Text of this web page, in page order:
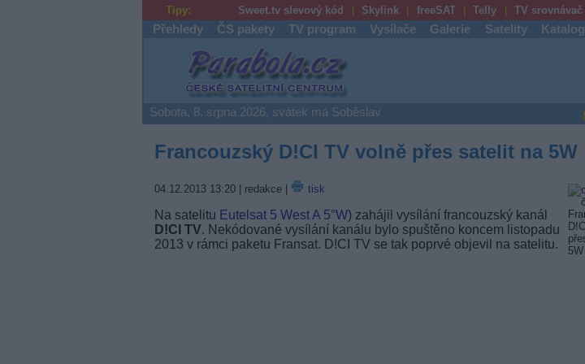
Tipy: Sweet.tv slevový kód Skylink freeSAT Telly TV srovnávač
Přehledy ČS pakety TV program Vysílače Galerie Satelity Katalog
Parabola.cz
Sobota, 8. srpna 2026, svátek má Soběslav
Francouzský D!CI TV volně přes satelit na 5W
04.12.2013 13:20| redakce | tisk
Na satelitu Eutelsat 5 West A 5°W) zahájil vysílání francouzský kanál
D!CI TV. Nekódované vysílání kanálu bylo spuštěno koncem listopadu
2013 v rámci paketu Fransat. D!CI TV se tak poprvé objevil na satelitu.